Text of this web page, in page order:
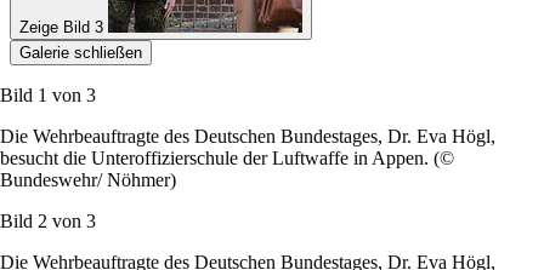
Zeige Bild 3
Galerie schließen
Bild 1 von 3
Die Wehrbeauftragte des Deutschen Bundestages, Dr. Eva Högl,
besucht die Unteroffizierschule der Luftwaffe in Appen. (©
Bundeswehr/ Nöhmer)
Bild 2 von 3
Die Wehrbeauftragte des Deutschen Bundestages, Dr. Eva Högl,